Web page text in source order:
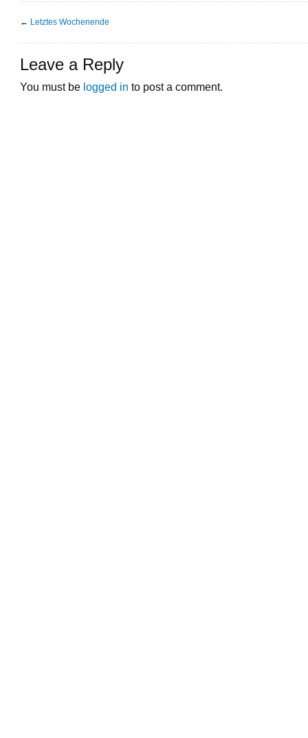
← Letztes Wochenende
Leave a Reply
You must be logged in to post a comment.